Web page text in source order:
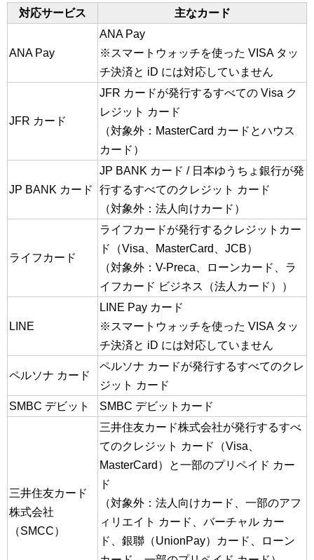
対応サービス 主なカード
ANA Pay
ANA Pay
※スマートウォッチを使った VISA タッ
チ決済と iD には対応していません
JFR カード
JFR カードが発行するすべての Visa ク
レジット カード
（対象外：MasterCard カードとハウス
カード）
JP BANK カード
JP BANK カード / 日本ゆうちょ銀行が発
行するすべてのクレジット カード
（対象外：法人向けカード）
ライフカード
ライフカードが発行するクレジットカー
ド（Visa、MasterCard、JCB）
（対象外：V-Preca、ローンカード、ラ
イフカード ビジネス（法人カード））
LINE
LINE Pay カード
※スマートウォッチを使った VISA タッ
チ決済と iD には対応していません
ペルソナ カード
ペルソナ カードが発行するすべてのクレ
ジット カード
SMBC デビット
SMBC デビットカード
三井住友カード
株式会社
（SMCC）
三井住友カード株式会社が発行するすべ
てのクレジット カード（Visa、
MasterCard）と一部のプリペイド カー
ド
（対象外：法人向けカード、一部のアフ
ィリエイト カード、バーチャル カー
ド、銀聯（UnionPay）カード、ローン